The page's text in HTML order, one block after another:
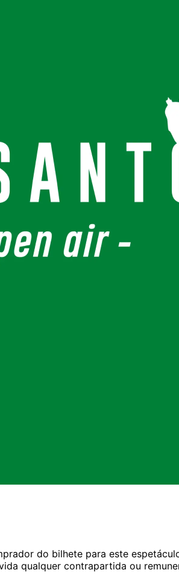
do bilhete para este
qualquer contrapartida ou